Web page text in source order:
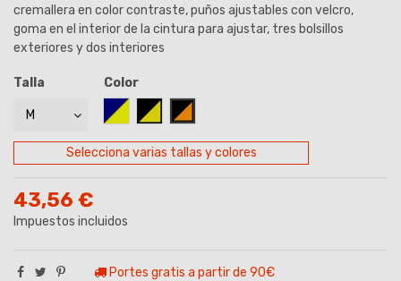
cremallera en color contraste, puños ajustables con velcro,
goma en el interior de la cintura para ajustar, tres bolsillos
exteriores y dos interiores
Talla
Color
AZUL MARINO/AMARILLO
NEGRO-AMARILLO
NEGRO/NARANJA
Selecciona varias tallas y colores
43,56 €
Impuestos incluidos
Portes gratis a partir de 90€